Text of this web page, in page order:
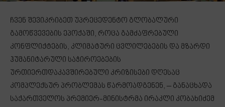
ჩვენ შევიკრიბეთ უპრეცედენტო გლობალური
გამოწვევების ეპოქაში, როცა გამძაფრებული
კონფლიქტების, კლიმატური ცვლილებების და მზარდი
ჰუმანიტარული საჭიროებების
ურთიერთდაკავშირებული კრიზისები დღესაც
კომპლექსურ პრობლემას წარმოადგენენ, – განაცხადა
საქართველოს პრემიერ-მინისტრმა ირაკლი კობახიძემ